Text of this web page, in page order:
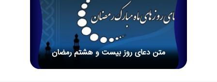
متن دعاى روز بیست و هشتم رمضان